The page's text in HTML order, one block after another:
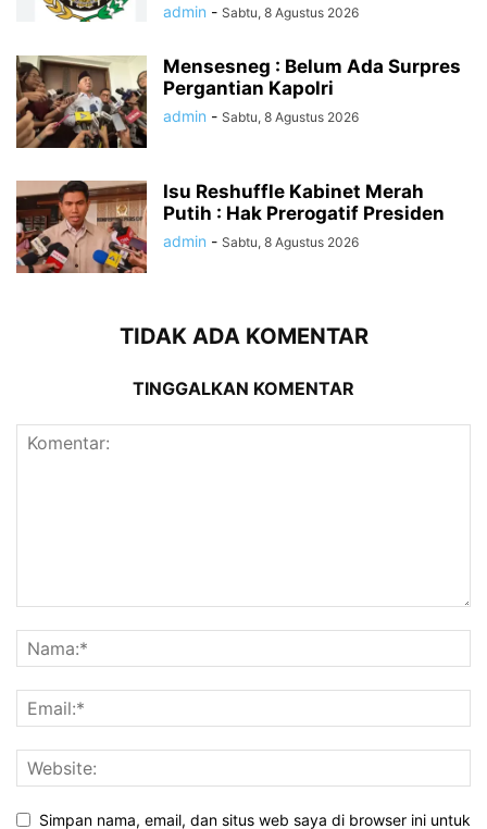
admin - Sabtu, 8 Agustus 2026
Mensesneg : Belum Ada Surpres
Pergantian Kapolri
admin - Sabtu, 8 Agustus 2026
Isu Reshuffle Kabinet Merah
Putih : Hak Prerogatif Presiden
admin - Sabtu, 8 Agustus 2026
TIDAK ADA KOMENTAR
TINGGALKAN KOMENTAR
Simpan nama, email, dan situs web saya di browser ini untuk